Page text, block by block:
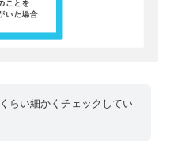
らい細かくチェックしてい